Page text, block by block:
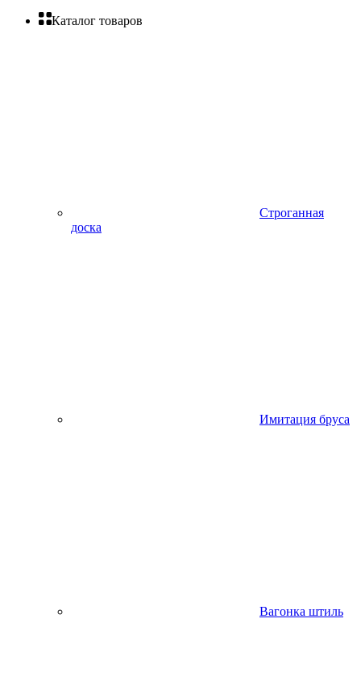
Каталог товаров
Строганная
доска
Имитация бруса
Вагонка штиль